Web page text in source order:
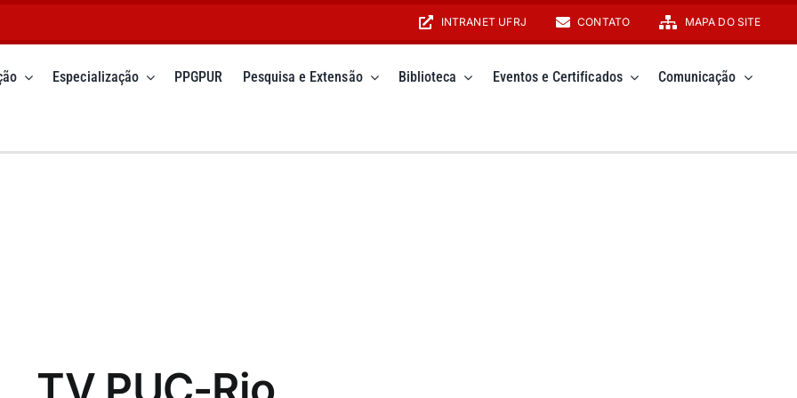
INTRANET UFRJ CONTATO MAPA DO SITE
Especialização PPGPUR Pesquisa e Extensão Biblioteca Eventos e Certificados Comunicação